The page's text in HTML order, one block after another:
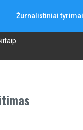
Žurnalistiniai tyrimai
.kitaip